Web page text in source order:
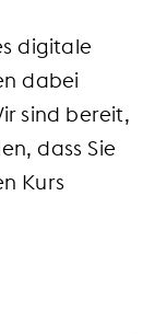
digitale
dabei
sind bereit,
dass Sie
Kurs